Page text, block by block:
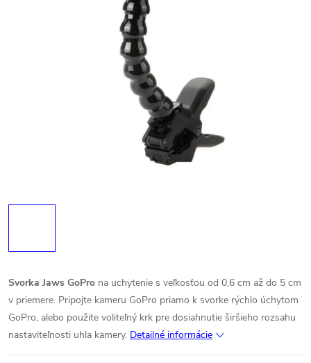
Svorka Jaws GoPro na uchytenie s veľkosťou od 0,6 cm až do 5 cm
v priemere. Pripojte kameru GoPro priamo k svorke rýchlo úchytom
GoPro, alebo použite voliteľný krk pre dosiahnutie širšieho rozsahu
nastaviteľnosti uhla kamery. Detailné informácie